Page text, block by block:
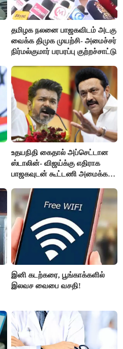
தமிழக நலனை பாஜகவிடம் அடகு
வைக்க திமுக முயற்சி- அமைச்சர்
நிர்மல்குமார் பரபரப்பு குற்றச்சாட்டு
உதயநிதி கைதால் அப்செட்டான
ஸ்டாலின்- விஜய்க்கு எதிராக
பாஜகவுடன் கூட்டணி அமைக்க
இனி கடற்கரை, பூங்காக்களில்
இலவச வைபை வசதி!